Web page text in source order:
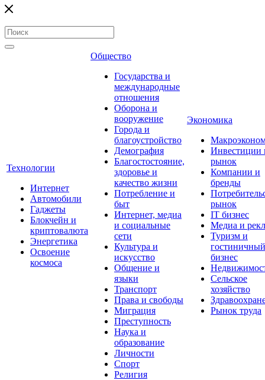
Технологии
Интернет
Автомобили
Гаджеты
Блокчейн и
криптовалюта
Энергетика
Освоение
космоса
Общество
Государства и
международные
отношения
Оборона и
вооружение
Города и
благоустройство
Демография
Благостостояние,
здоровье и
качество жизни
Потребление и
быт
Интернет, медиа
и социальные
сети
Культура и
искусство
Общение и
языки
Транспорт
Права и свободы
Миграция
Преступность
Наука и
образование
Личности
Спорт
Религия
Экономика
Инвестиции
рынок
Компании и
бренды
рынок
IT бизнес
Медиа и
Туризм и
гостиничный
бизнес
Сельское
хозяйство
Рынок труда